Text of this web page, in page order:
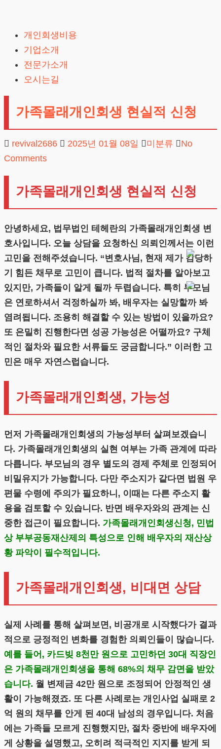
content
개인회생비용
기업소개
전문가소개
오시는길
가족몰래개인회생 현실적 신청
revival2686 2025년 01월 08일 미분류
No
Comments
가족몰래개인회생 현실적 신청
안녕하세요, 법무법인 테헤란의 가족몰래개인회생 변
호사입니다. 오늘 상담을 요청하신 의뢰인께서는 이런
고민을 전해주셨습니다. “변호사님, 현재 제가 감당하
기 힘든 채무로 고민이 큽니다. 법적 절차를 알아보고
있지만, 가족들이 알게 될까 두렵습니다. 특히 부모님
은 연로하셔서 걱정하실까 봐, 배우자는 실망할까 봐
염려됩니다. 조용히 해결할 수 있는 방법이 있을까요?
또 은밀히 진행한다면 성공 가능성은 어떨까요? 구체
적인 절차와 필요한 서류들도 궁금합니다.” 이러한 고
민은 매우 자연스럽습니다.
가족몰래개인회생, 가능성
먼저 가족몰래개인회생의 가능성부터 살펴보겠습니
다. 가족몰래개인회생의 실현 여부는 가족 관계에 따라
다릅니다. 부모님의 경우 별도의 경제 주체로 인정되어
비밀유지가 가능합니다. 다만 주소지가 같다면 법원 우
편물 수령에 주의가 필요하니, 이때는 다른 주소지 활
용을 검토할 수 있습니다. 반면 배우자와의 관계는 신
중한 접근이 필요합니다. 가족몰래개인회생신청, 민법
상 부부공동재산제의 특성으로 인해 배우자의 재산상
황 파악이 필수적입니다.
가족몰래개인회생, 비대면 상담
실제 사례를 통해 살펴보면, 비공개로 시작했다가 결과
적으로 긍정적인 변화를 경험한 의뢰인들이 많습니다.
예를 들어, 카드빚 8천만 원으로 고민하던 30대 직장인
은 가족몰래개인회생을 통해 68%의 채무 감면을 받았
습니다. 월 변제금 42만 원으로 조정되어 안정적인 생
활이 가능해졌죠. 또 다른 사례로는 개인사업 실패로 2
억 원의 채무를 안게 된 40대 남성의 경우입니다. 처음
에는 가족들 모르게 진행했지만, 절차 중반에 배우자에
게 상황을 설명했고, 오히려 적극적인 지지를 받게 되